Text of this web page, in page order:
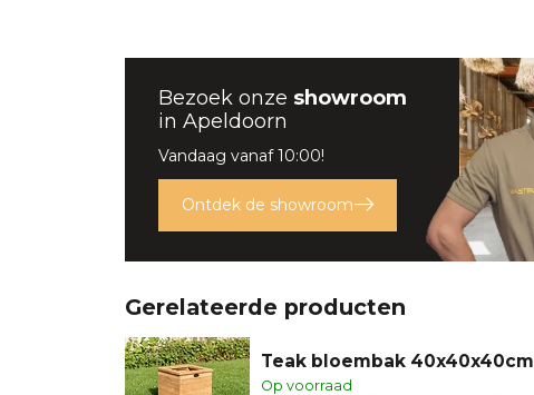
Bezoek onze showroom
in Apeldoorn
Vandaag vanaf 10:00!
Ontdek de showroom
Gerelateerde producten
Teak bloembak 40x40x40cm
Op voorraad